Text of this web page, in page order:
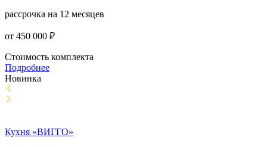
рассрочка на 12 месяцев
от 450 000 ₽
Стоимость комплекта
Подробнее
Новинка
Кухня «ВИГГО»